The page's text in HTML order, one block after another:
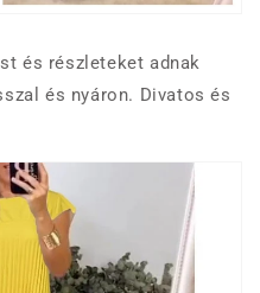
és részleteket adnak
és nyáron. Divatos és